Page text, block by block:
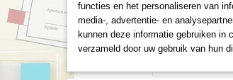
€ 4,56
Aantal
functies en het personaliseren van
media-, advertentie- en
kunnen deze informatie gebruiken in
verzameld door uw gebruik van hun